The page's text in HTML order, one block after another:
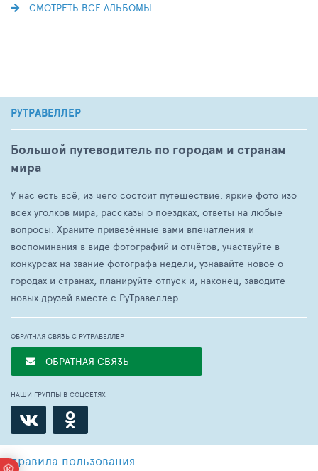
СМОТРЕТЬ ВСЕ АЛЬБОМЫ
РУТРАВЕЛЛЕР
Большой путеводитель по городам и странам
мира
У нас есть всё, из чего состоит путешествие: яркие фото изо
всех уголков мира, рассказы о поездках, ответы на любые
вопросы. Храните привезённые вами впечатления и
воспоминания в виде фотографий и отчётов, участвуйте в
конкурсах на звание фотографа недели, узнавайте новое о
городах и странах, планируйте отпуск и, наконец, заводите
новых друзей вместе с РуТравеллер.
ОБРАТНАЯ СВЯЗЬ С РУТРАВЕЛЛЕР
ОБРАТНАЯ СВЯЗЬ
НАШИ ГРУППЫ В СОЦСЕТЯХ
правила пользования